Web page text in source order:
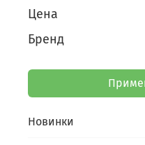
Цена
Бренд
Новинки